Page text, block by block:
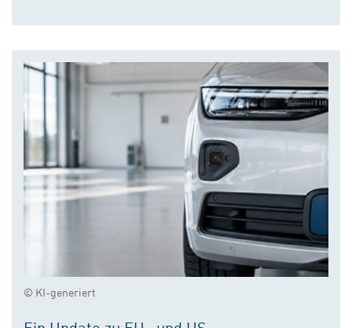
© KI-generiert